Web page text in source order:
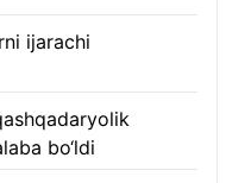
ijarachi
bo‘ldi